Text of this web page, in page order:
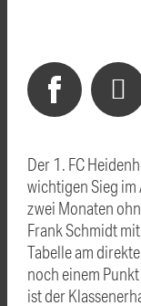
Der 1. FC
wichtigen Sieg
zwei Monaten
Frank Schmidt
Tabelle am
noch einem
ist der